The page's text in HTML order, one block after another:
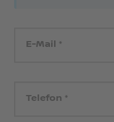
E-Mail
Telefon